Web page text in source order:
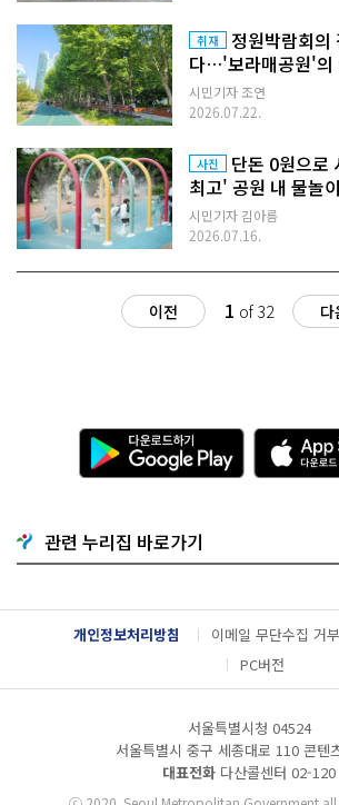
취재
다…'보라매공원'의
시민기자 조연
2026.07.22.
사진
최고' 공원 내 물놀
시민기자 김아름
2026.07.16.
이전 1 of 32 다
다
운
로
기
G
o
g
l
e
l
다
운
관련 누리집 바로가기
개인정보처리방침 이메일 무단수집 거부
PC버전
서울특별시청 04524
서울특별시 중구 세종대로 110 콘텐
대표전화 다산콜센터 02-120